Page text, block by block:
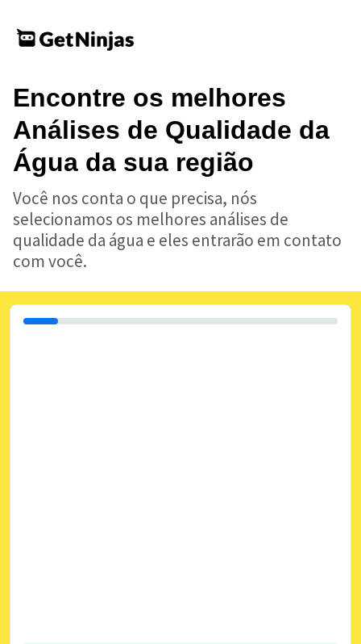
Encontre os melhores
Análises de Qualidade da
Água da sua região
Você nos conta o que precisa, nós
selecionamos os melhores análises de
qualidade da água e eles entrarão em contato
com você.